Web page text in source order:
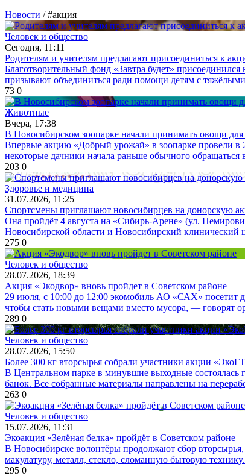
Новости / #акция
Человек и общество
Сегодня, 11:11
Родителям и учителям предлагают присоединиться к
Благотворительный фонд «Завтра будет»
призывают объединиться ради помощи детям с
73 0
Животные
Вчера, 17:38
В Новосибирском зоопарке начали принимать овощи
Впервые акцию «Добрый урожай» в зоопарке провели в
некоторые дачники начала раньше обычного
203 0
Здоровье и медицина
31.07.2026, 11:25
Спортсмены приглашают новосибирцев на донорскую
Она пройдёт 4 августа на «Сибирь-Арене» (ул.
Новосибирской области и Новосибирский клинический
275 0
Человек и общество
28.07.2026, 18:39
Акция «Экодвор» вновь пройдет в Советском районе
29 июля, с 10:00 до 12:00 экомобиль АО «САХ» посетит
чтобы стать новыми вещами вместо мусора, — говорят
289 0
Человек и общество
28.07.2026, 15:50
Более 300 кг вторсырья собрали участники акции
В Центральном парке в минувшие выходные состоялась
банок. Все собранные материалы направлены на
263 0
Человек и общество
15.07.2026, 11:31
Экоакция «Зелёная белка» пройдёт в Советском районе
В Новосибирске волонтёры продолжают сбор
макулатуру, металл, стекло, сломанную бытовую
295 0